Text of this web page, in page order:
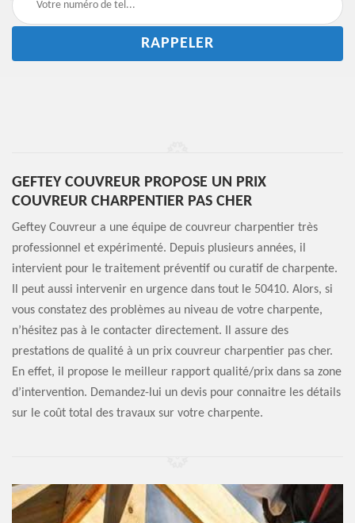
GEFTEY COUVREUR PROPOSE UN PRIX
COUVREUR CHARPENTIER PAS CHER
Geftey Couvreur a une équipe de couvreur charpentier très
professionnel et expérimenté. Depuis plusieurs années, il
intervient pour le traitement préventif ou curatif de charpente.
Il peut aussi intervenir en urgence dans tout le 50410. Alors, si
vous constatez des problèmes au niveau de votre charpente,
n’hésitez pas à le contacter directement. Il assure des
prestations de qualité à un prix couvreur charpentier pas cher.
En effet, il propose le meilleur rapport qualité/prix dans sa zone
d’intervention. Demandez-lui un devis pour connaitre les détails
sur le coût total des travaux sur votre charpente.